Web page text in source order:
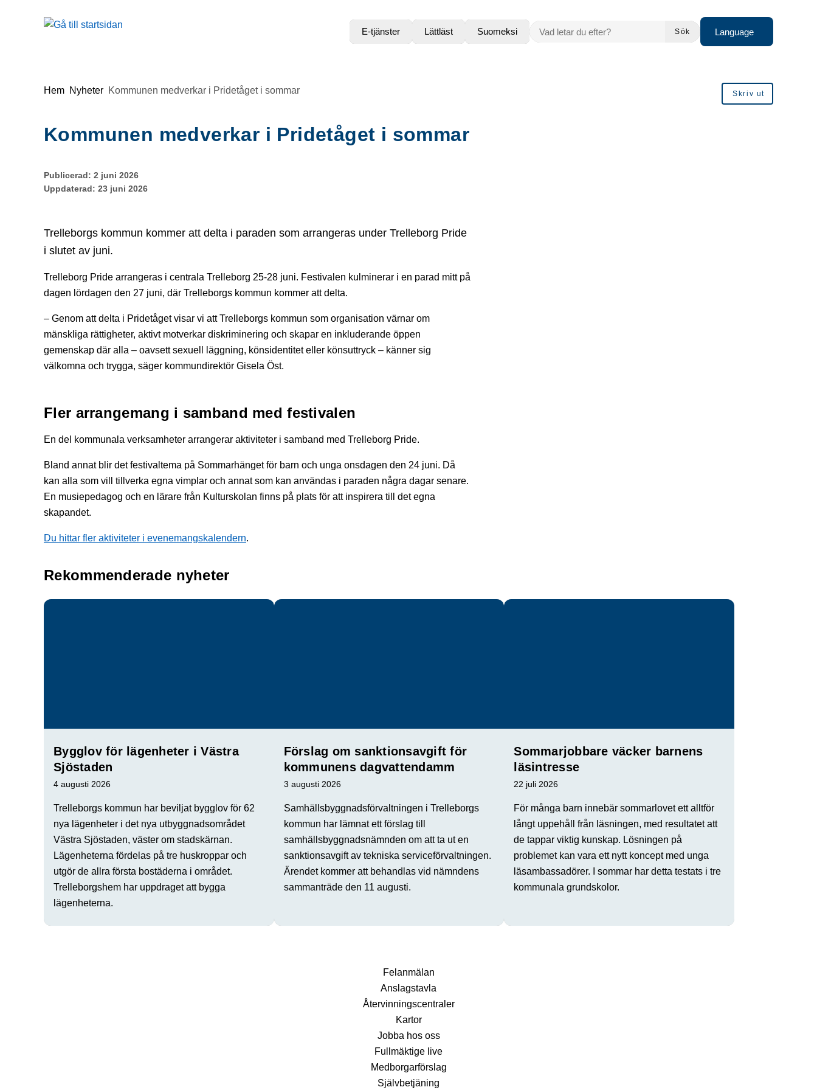
Gå till innehåll
E-tjänster
Lättläst Suomeksi
VAD LETAR DU EFTER?
Sök
Language
Du är här:
Hem Nyheter Kommunen medverkar i Pridetåget i sommar Skriv ut
Kommunen medverkar i Pridetåget i sommar
Publicerad: 2 juni 2026
Uppdaterad: 23 juni 2026
Trelleborgs kommun kommer att delta i paraden som arrangeras under Trelleborg Pride
i slutet av juni.
Trelleborg Pride arrangeras i centrala Trelleborg 25-28 juni. Festivalen kulminerar i en parad mitt på
dagen lördagen den 27 juni, där Trelleborgs kommun kommer att delta.
– Genom att delta i Pridetåget visar vi att Trelleborgs kommun som organisation värnar om
mänskliga rättigheter, aktivt motverkar diskriminering och skapar en inkluderande öppen
gemenskap där alla – oavsett sexuell läggning, könsidentitet eller könsuttryck – känner sig
välkomna och trygga, säger kommundirektör Gisela Öst.
Fler arrangemang i samband med festivalen
En del kommunala verksamheter arrangerar aktiviteter i samband med Trelleborg Pride.
Bland annat blir det festivaltema på Sommarhänget för barn och unga onsdagen den 24 juni. Då
kan alla som vill tillverka egna vimplar och annat som kan användas i paraden några dagar senare.
En musiepedagog och en lärare från Kulturskolan finns på plats för att inspirera till det egna
skapandet.
Du hittar fler aktiviteter i evenemangskalendern.
Rekommenderade nyheter
Bygglov för lägenheter i Västra
Sjöstaden
4 augusti 2026
Trelleborgs kommun har beviljat bygglov för 62
nya lägenheter i det nya utbyggnadsområdet
Västra Sjöstaden, väster om stadskärnan.
Lägenheterna fördelas på tre huskroppar och
utgör de allra första bostäderna i området.
Trelleborgshem har uppdraget att bygga
lägenheterna.
Förslag om sanktionsavgift för
kommunens dagvattendamm
3 augusti 2026
Samhällsbyggnadsförvaltningen i Trelleborgs
kommun har lämnat ett förslag till
samhällsbyggnadsnämnden om att ta ut en
sanktionsavgift av tekniska serviceförvaltningen.
Ärendet kommer att behandlas vid nämndens
sammanträde den 11 augusti.
Sommarjobbare väcker barnens
läsintresse
22 juli 2026
För många barn innebär sommarlovet ett alltför
långt uppehåll från läsningen, med resultatet att
de tappar viktig kunskap. Lösningen på
problemet kan vara ett nytt koncept med unga
läsambassadörer. I sommar har detta testats i tre
kommunala grundskolor.
Fel­anmälan
Anslags­tavla
Återvinnings­centraler
Kartor
Jobba hos oss
Fullmäktige live
Medborgarförslag
Självbetjäning